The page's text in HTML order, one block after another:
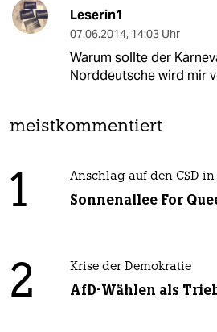
Leserin1
07.06.2014, 14:03 Uhr
Warum sollte der
Norddeutsche wird mir
meistkommentiert
1 Anschlag auf den CSD
Sonnenallee For
2 Krise der Demokratie
AfD-Wählen als